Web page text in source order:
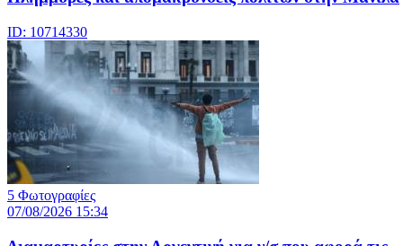
ID: 10714330
5 Φωτογραφίες
07/08/2026 15:34